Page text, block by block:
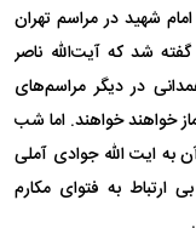
امام شهید در مراسم تهران
گفته‌ شد که آیت‌الله ناصر
در دیگر مراسم‌های
خواهند خواهند. اما شب
به ایت الله جوادی آملی
ارتباط به فتوای مکارم